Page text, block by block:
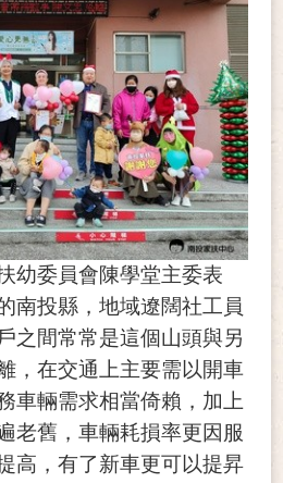
委員會陳學堂主委表
南投縣，地域遼闊社工員
之間常常是這個山頭與另
，在交通上主要需以開車
車輛需求相當倚賴 ，加上
老舊，車輛耗損率更因服
高，有了新車更可以提昇